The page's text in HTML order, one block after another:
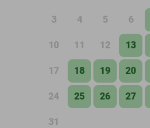
3 4 5 6
10 11 12 13
17 18 19 20
24 25 26 27
31